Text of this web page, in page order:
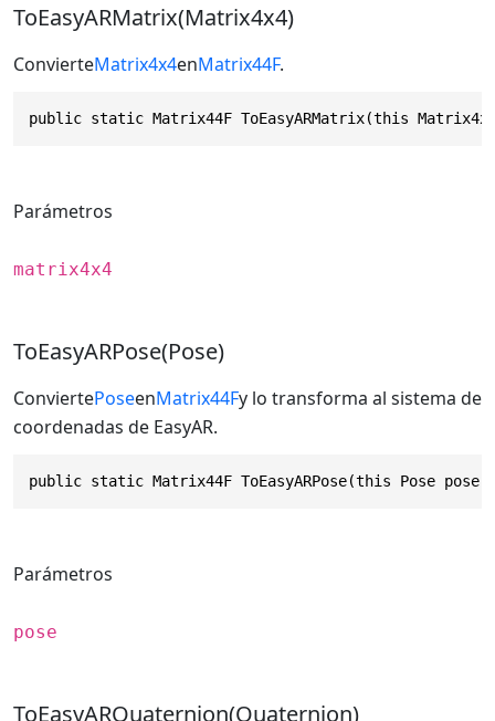
ToEasyARMatrix(Matrix4x4)
ConvierteMatrix4x4enMatrix44F.
public static Matrix44F ToEasyARMatrix(this
Parámetros
matrix4x4
ToEasyARPose(Pose)
ConviertePoseenMatrix44Fy lo transforma al sistema de
coordenadas de EasyAR.
public static Matrix44F ToEasyARPose(this Pose pose)
Parámetros
pose
ToEasyARQuaternion(Quaternion)